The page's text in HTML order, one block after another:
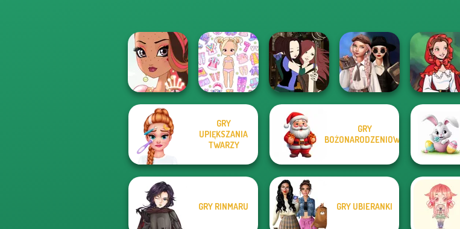
Fairy Tale High
Chibi Doll: Avatar
Creator
Manga Creator -
Fantasy World...
Wednesday's
Breakup
Handbook
Little Red
Hood
GRY
UPIĘKSZANIA
TWARZY
GRY
BOŻONARODZENIOWE
GRY RINMARU GRY UBIERANKI